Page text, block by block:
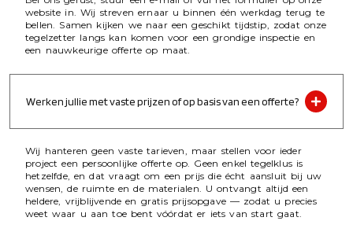
website in. Wij streven ernaar u binnen één werkdag terug te
bellen. Samen kijken we naar een geschikt tijdstip, zodat onze
tegelzetter langs kan komen voor een grondige inspectie en
een nauwkeurige offerte op maat.
Werken jullie met vaste prijzen of op basis van een offerte?
Wij hanteren geen vaste tarieven, maar stellen voor ieder
project een persoonlijke offerte op. Geen enkel tegelklus is
hetzelfde, en dat vraagt om een prijs die écht aansluit bij uw
wensen, de ruimte en de materialen. U ontvangt altijd een
heldere, vrijblijvende en gratis prijsopgave — zodat u precies
weet waar u aan toe bent vóórdat er iets van start gaat.